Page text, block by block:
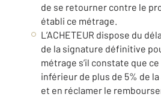
de se retourner contre le
établi ce métrage.
L’ACHETEUR dispose du
de la signature définitive
métrage s’il constate que
inférieur de plus de 5% de
et en réclamer le